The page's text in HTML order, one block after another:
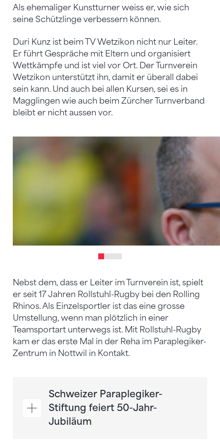
Als ehemaliger Kunstturner weiss er, wie sich
seine Schützlinge verbessern können.
Duri Kunz ist beim TV Wetzikon nicht nur Leiter.
Er führt Gespräche mit Eltern und organisiert
Wettkämpfe und ist viel vor Ort. Der Turnverein
Wetzikon unterstützt ihn, damit er überall dabei
sein kann. Und auch bei allen Kursen, sei es in
Magglingen wie auch beim Zürcher Turnverband
bleibt er nicht aussen vor.
Nebst dem, dass er Leiter im Turnverein ist, spielt
er seit 17 Jahren Rollstuhl-Rugby bei den Rolling
Rhinos. Als Einzelsportler ist das eine grosse
Umstellung, wenn man plötzlich in einer
Teamsportart unterwegs ist. Mit Rollstuhl-Rugby
kam er das erste Mal in der Reha im Paraplegiker-
Zentrum in Nottwil in Kontakt.
Schweizer Paraplegiker-
Stiftung feiert 50-Jahr-
Jubiläum